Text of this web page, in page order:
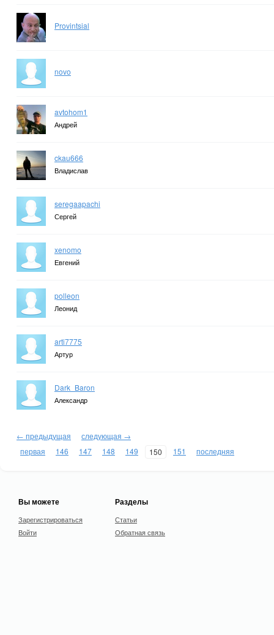
Provintsial
novo
avtohom1
Андрей
ckau666
Владислав
seregaapachi
Сергей
xenomo
Евгений
polleon
Леонид
arti7775
Артур
Dark_Baron
Александр
← предыдущая
следующая →
первая
146 147 148 149 150 151 последняя
Вы можете
Зарегистрироваться
Войти
Разделы
Статьи
Обратная связь